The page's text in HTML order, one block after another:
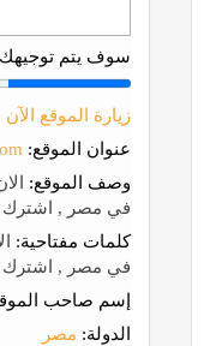
سوف يتم توجيهك إلى
زيارة الموقع الآن
عنوان الموقع:
وصف الموقع:
في مصر , اشترك
كلمات مفتاحية:
في مصر , اشترك
إسم صاحب
الدولة: مصر